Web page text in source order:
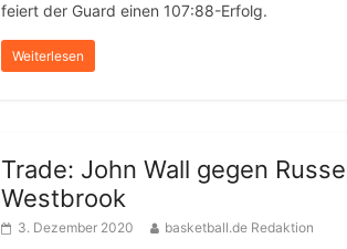
feiert der Guard einen 107:88-Erfolg.
Weiterlesen
Trade: John Wall gegen
Westbrook
3. Dezember 2020 basketball.de Redaktion